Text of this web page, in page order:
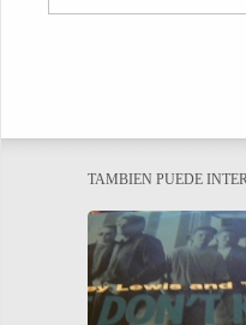
TAMBIEN PUEDE